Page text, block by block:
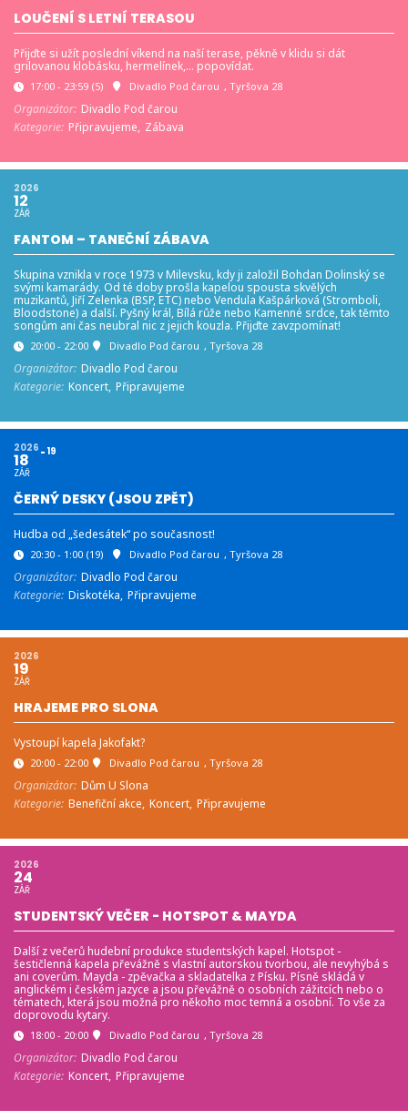
LOUČENÍ S LETNÍ TERASOU
Přijďte si užít poslední víkend na naší terase, pěkně v klidu si dát
grilovanou klobásku, hermelínek,… popovídat.
17:00 - 23:59 (5) Divadlo Pod čarou , Tyršova 28
Organizátor: Divadlo Pod čarou
Kategorie: Připravujeme, Zábava
2026
12
ZÁŘ
FANTOM – TANEČNÍ ZÁBAVA
Skupina vznikla v roce 1973 v Milevsku, kdy ji založil Bohdan Dolinský se
svými kamarády. Od té doby prošla kapelou spousta skvělých
muzikantů, Jiří Zelenka (BSP, ETC) nebo Vendula Kašpárková (Stromboli,
Bloodstone) a další. Pyšný král, Bílá růže nebo Kamenné srdce, tak těmto
songům ani čas neubral nic z jejich kouzla. Přijďte zavzpomínat!
20:00 - 22:00 Divadlo Pod čarou , Tyršova 28
Organizátor: Divadlo Pod čarou
Kategorie: Koncert, Připravujeme
2026
18
ZÁŘ
19
ČERNÝ DESKY (JSOU ZPĚT)
Hudba od „šedesátek“ po současnost!
20:30 - 1:00 (19) Divadlo Pod čarou , Tyršova 28
Organizátor: Divadlo Pod čarou
Kategorie: Diskotéka, Připravujeme
2026
19
ZÁŘ
HRAJEME PRO SLONA
Vystoupí kapela Jakofakt?
20:00 - 22:00 Divadlo Pod čarou , Tyršova 28
Organizátor: Dům U Slona
Kategorie: Benefiční akce, Koncert, Připravujeme
2026
24
ZÁŘ
STUDENTSKÝ VEČER - HOTSPOT & MAYDA
Další z večerů hudební produkce studentských kapel. Hotspot -
šestičlenná kapela převážně s vlastní autorskou tvorbou, ale nevyhýbá s
ani coverům. Mayda - zpěvačka a skladatelka z Písku. Písně skládá v
anglickém i českém jazyce a jsou převážně o osobních zážitcích nebo o
tématech, která jsou možná pro někoho moc temná a osobní. To vše za
doprovodu kytary.
18:00 - 20:00 Divadlo Pod čarou , Tyršova 28
Organizátor: Divadlo Pod čarou
Kategorie: Koncert, Připravujeme